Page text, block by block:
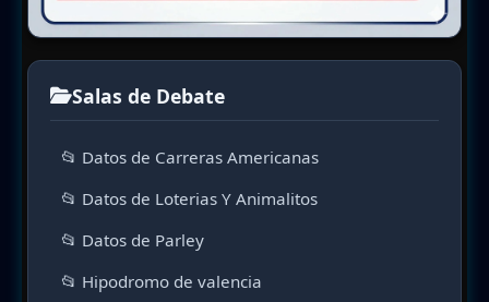
Salas de Debate
📂 Datos de Carreras Americanas
📂 Datos de Loterias Y Animalitos
📂 Datos de Parley
📂 Hipodromo de valencia